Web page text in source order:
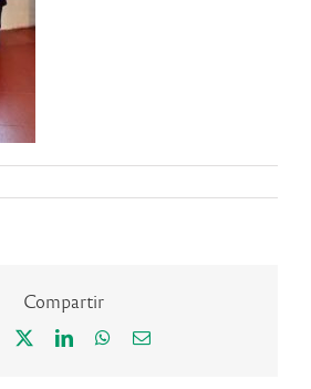
Compartir
Facebook LinkedInWhatsApp
Correo